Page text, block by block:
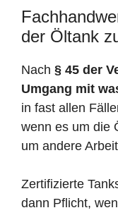
der Öltank
Nach § 45 der
Umgang mit
in fast allen
wenn es um die
um andere
Zertifizierte
dann Pflicht,